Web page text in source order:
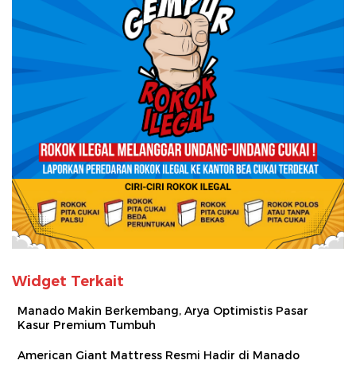
Widget Terkait
Manado Makin Berkembang, Arya Optimistis Pasar
Kasur Premium Tumbuh
American Giant Mattress Resmi Hadir di Manado